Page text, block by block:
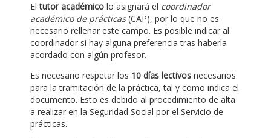
Eltutor académico lo asignará el coordinador
académico de prácticas(CAP), por lo que no es
necesario rellenar este campo. Es posible indicar al
coordinador si hay alguna preferencia tras haberla
acordado con algún profesor.
Es necesario respetar los 10 días lectivos necesarios
para la tramitación de la práctica, tal y como indica el
documento. Esto es debido al procedimiento de alta
a realizar en la Seguridad Social por el Servicio de
prácticas.